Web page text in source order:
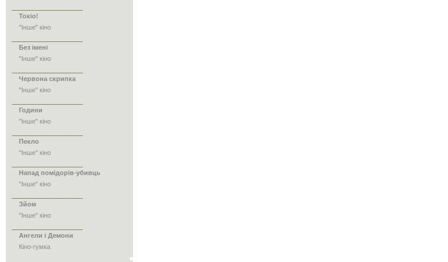
Токіо!
"Інше" кіно
Без імені
"Інше" кіно
Червона скрипка
"Інше" кіно
Години
"Інше" кіно
Пекло
"Інше" кіно
Напад помідорів-убивць
"Інше" кіно
Зйом
"Інше" кіно
Ангели і Демони
Кіно-гумка